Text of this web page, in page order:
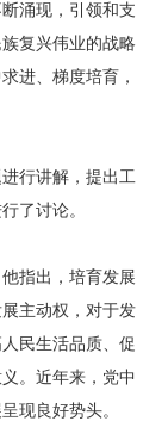
涌现，引领和支
复兴伟业的战略
进、梯度培育，
行讲解，提出工
了讨论。
指出，培育发展
主动权，对于发
民生活品质、促
。近年来，党中
现良好势头。